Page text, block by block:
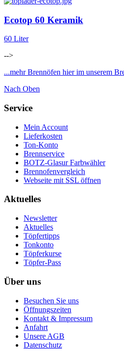
Ecotop 60 Keramik
60 Liter
-->
...mehr Brennöfen hier im unserem
Nach Oben
Service
Mein Account
Lieferkosten
Ton-Konto
Brennservice
BOTZ-Glasur Farbwähler
Brennofenvergleich
Webseite mit SSL öffnen
Aktuelles
Newsletter
Aktuelles
Töpfertipps
Tonkonto
Töpferkurse
Töpfer-Pass
Über uns
Besuchen Sie uns
Öffnungszeiten
Kontakt & Impressum
Anfahrt
Unsere AGB
Datenschutz